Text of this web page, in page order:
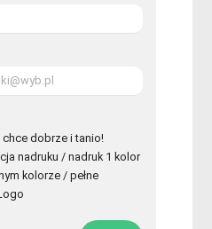
chce dobrze i tanio!
nadruku / nadruk 1 kolor
kolorze / pełne